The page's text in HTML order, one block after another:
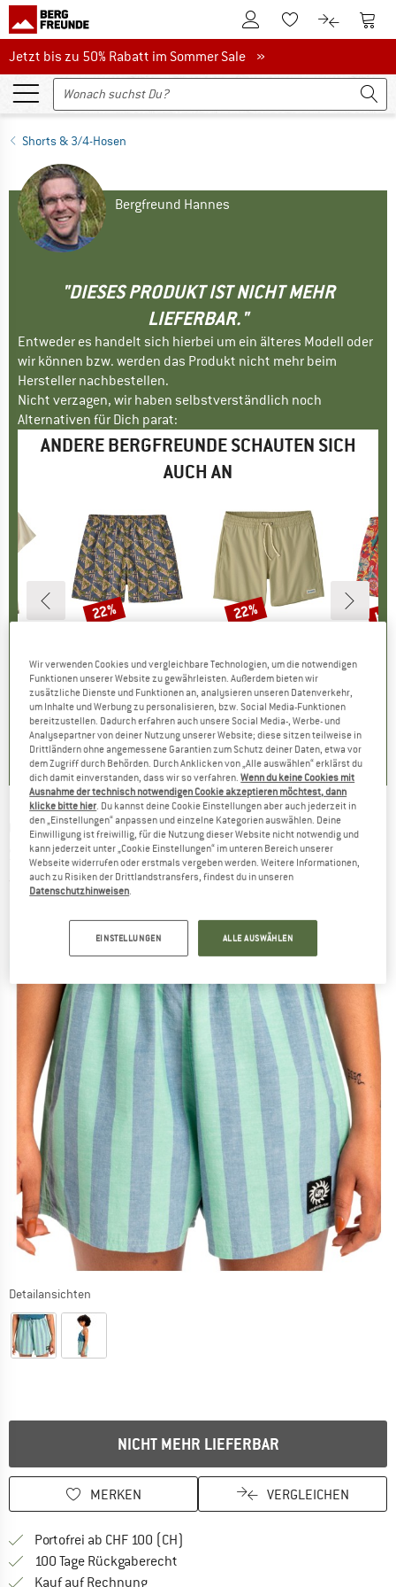
Zum KundenkontoZum Merkzettel.
Zum Zum
Jetzt bis zu 50% Rabatt im Sommer Sale
Jetzt bis zu 50% Rabatt im Sommer Sale »
Shorts & 3/4-Hosen
Bergfreund Hannes
"DIESES PRODUKT IST NICHT MEHR
LIEFERBAR."
Entweder es handelt sich hierbei um ein älteres Modell oder
wir können bzw. werden das Produkt nicht mehr beim
Hersteller nachbestellen.
Nicht verzagen, wir haben selbstverständlich noch
Alternativen für Dich parat:
ANDERE BERGFREUNDE SCHAUTEN SICH
AUCH AN
Preis
1
Produktgruppe
Shorts
Preis
CHF 68.95reduzierter Preis
CHF 53.78
+4
4.8(9)
Rabatt
22%
Produktgruppe
Boardshorts
Preis
CHF 78.95reduzierter Preis
CHF 61.58
5.0(2)
Rabatt
22%
QUIKSILVER - Women's AOP Volley Short -
Shorts
(0)
Detailansichten
NICHT MEHR LIEFERBAR
MERKEN VERGLEICHEN
Portofrei ab CHF 100 (CH)
100 Tage Rückgaberecht
Kauf auf RechnungFinde die Zahlungs-Infos hier! Öffnet
Wir verwenden Cookies und vergleichbare Technologien, um die notwendigen
Funktionen unserer Website zu gewährleisten. Außerdem bieten wir
zusätzliche Dienste und Funktionen an, analysieren unseren Datenverkehr,
um Inhalte und Werbung zu personalisieren, bzw. Social Media-Funktionen
bereitzustellen. Dadurch erfahren auch unsere Social Media-, Werbe- und
Analysepartner von deiner Nutzung unserer Website; diese sitzen teilweise in
Drittländern ohne angemessene Garantien zum Schutz deiner Daten, etwa vor
dem Zugriff durch Behörden. Durch Anklicken von „Alle auswählen“ erklärst du
dich damit einverstanden, dass wir so verfahren.Wenn du keine Cookies mit
Ausnahme der technisch notwendigen Cookie akzeptieren möchtest, dann
klicke bitte hier. Du kannst deine Cookie Einstellungen aber auch jederzeit in
den „Einstellungen“ anpassen und einzelne Kategorien auswählen. Deine
Einwilligung ist freiwillig, für die Nutzung dieser Website nicht notwendig und
kann jederzeit unter „Cookie Einstellungen“ im unteren Bereich unserer
Webseite widerrufen oder erstmals vergeben werden. Weitere Informationen,
auch zu Risiken der Drittlandstransfers, findest du in unseren
Datenschutzhinweisen.
EINSTELLUNGEN ALLE AUSWÄHLEN